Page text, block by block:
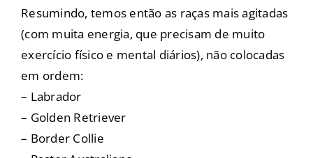
Resumindo, temos então as raças mais agitadas
(com muita energia, que precisam de muito
exercício físico e mental diários), não colocadas
em ordem:
– Labrador
– Golden Retriever
– Border Collie